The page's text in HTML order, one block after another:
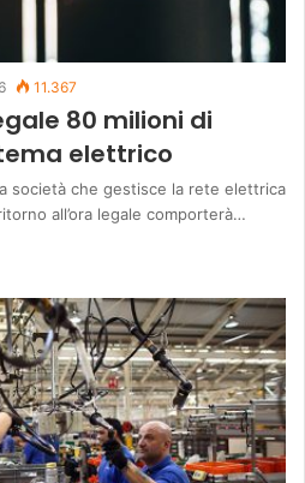
11.367
80 milioni di
elettrico
società che gestisce la rete elettrica
all’ora legale comporterà…